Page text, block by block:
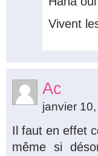
Vivent
Ac
janvier
Il faut en effet
même si